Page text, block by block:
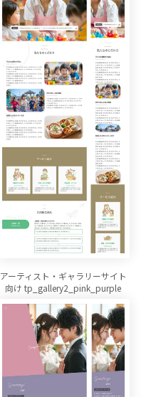
アーティスト・ギャラリーサイト
向け tp_gallery2_pink_purple